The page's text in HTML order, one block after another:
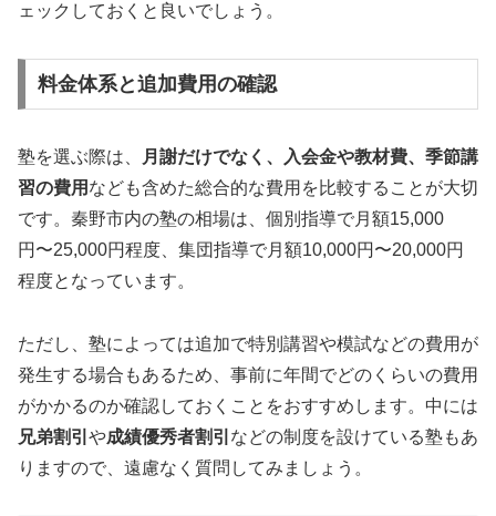
ェックしておくと良いでしょう。
料金体系と追加費用の確認
塾を選ぶ際は、
月謝だけでなく、入会金や教材費、季節講
習の費用 なども含めた総合的な費用を比較することが大切
です。秦野市内の塾の相場は、個別指導で月額15,000
円〜25,000円程度、集団指導で月額10,000円〜20,000円
程度となっています。
ただし、塾によっては追加で特別講習や模試などの費用が
発生する場合もあるため、事前に年間でどのくらいの費用
がかかるのか確認しておくことをおすすめします。中には
兄弟割引 や成績優秀者割引 などの制度を設けている塾もあ
りますので、遠慮なく質問してみましょう。